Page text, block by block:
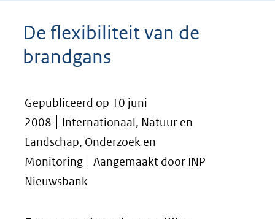
De flexibiliteit van de
brandgans
Gepubliceerd op 10 juni
2008
Internationaal, Natuur en
Landschap, Onderzoek en
Monitoring
Aangemaakt door INP
Nieuwsbank